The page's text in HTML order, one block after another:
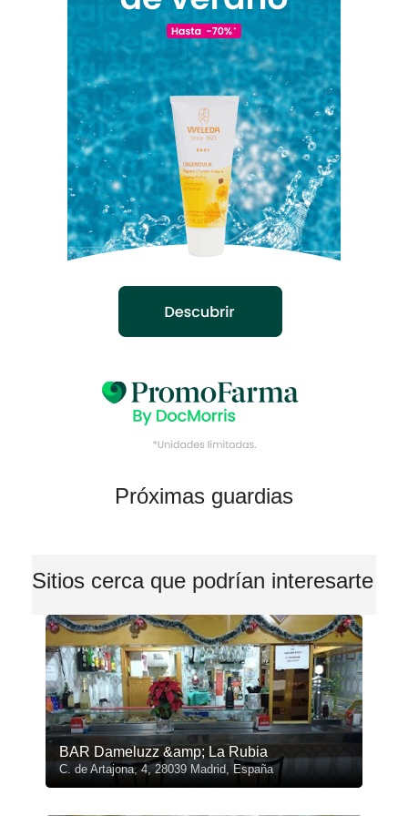
Próximas guardias
Sitios cerca que podrían interesarte
BAR Dameluzz &amp; La Rubia
C. de Artajona, 4, 28039 Madrid, España